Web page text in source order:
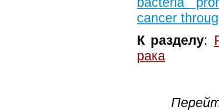
cancer
К разделу:
рака